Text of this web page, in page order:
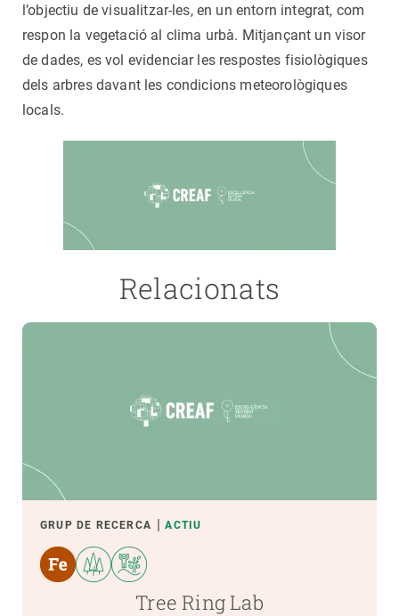
l’objectiu de visualitzar-les, en un entorn integrat, com
respon la vegetació al clima urbà. Mitjançant un visor
de dades, es vol evidenciar les respostes fisiològiques
dels arbres davant les condicions meteorològiques
locals.
Relacionats
GRUP DE RECERCA ACTIU
Tree Ring Lab